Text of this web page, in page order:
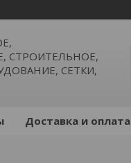
СЕТКИ,
Доставка и оплата